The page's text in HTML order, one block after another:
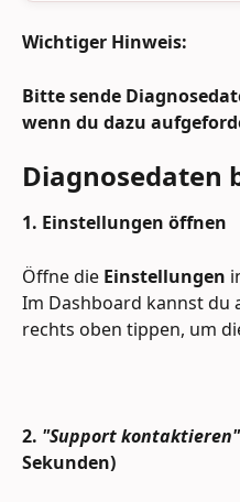
Wichtiger Hinweis:
Bitte sende
wenn du dazu
Diagnosedaten
1. Einstellungen öffnen
Öffne die Einstellungen
Im Dashboard kannst du
rechts oben tippen, um
2. "Support kontaktieren"
Sekunden)